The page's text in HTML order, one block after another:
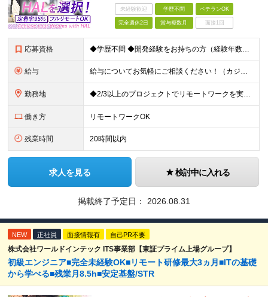
未経験歓迎 学歴不問 ベテランOK
完全週休2日 賞与複数月 面接1回
応募資格 ◆学歴不問 ◆開発経験をお持ちの方（経験年数不問） ＜こんな方は大歓迎！＞ ◎今の収入をもっと増やしたい ◎もっと上流の案件で活躍したい ◎将来のキャリアにつながる案件に携わりたい ◎自分のやりたい
給与 給与についてお気軽にご相談ください！（カジュアル面談可能） 月給35万円～＋各種手当＋賞与2回 ※固定残業代は、時間外労働の有無に関わらず40時間分を87,500円～支給 ※超過分は別途支給 ※試用
勤務地 ◆2/3以上のプロジェクトでリモートワークを実施中！ ≪自社拠点≫ ・東京本社／東京都千代田区丸の内二丁目6番1号 丸の内パークビルディング6階 ・関西支社／⼤阪府⼤阪市中央区安⼟町2-3-13 ⼤
働き方 リモートワークOK
残業時間 20時間以内
求人を見る 検討中に入れる
掲載終了予定日： 2026.08.31
NEW 正社員 面接情報有 自己PR不要
株式会社ワールドインテック ITS事業部【東証プライム上場グループ】
初級エンジニア■完全未経験OK■リモート研修最大3ヵ月■ITの基礎
から学べる■残業月8.5h■安定基盤/STR